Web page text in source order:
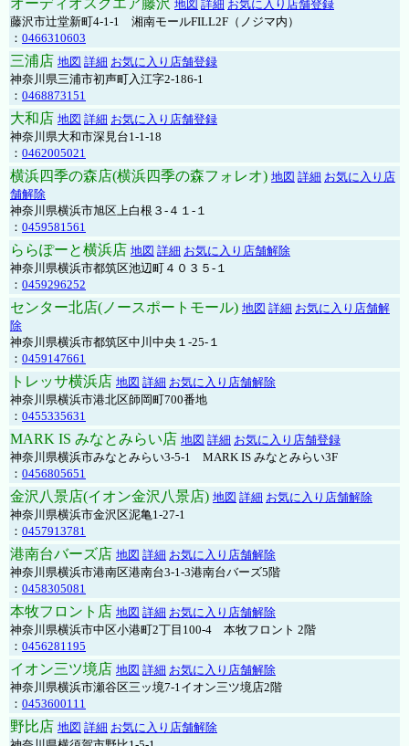
オーディオスクエア藤沢 地図 詳細 お気に入り店舗登録
藤沢市辻堂新町4-1-1 湘南モールFILL2F（ノジマ内）
： 0466310603
三浦店 地図 詳細 お気に入り店舗登録
神奈川県三浦市初声町入江字2-186-1
： 0468873151
大和店 地図 詳細 お気に入り店舗登録
神奈川県大和市深見台1-1-18
： 0462005021
横浜四季の森店(横浜四季の森フォレオ) 地図 詳細 お気に入り店
舗解除
神奈川県横浜市旭区上白根３-４１-１
： 0459581561
ららぽーと横浜店 地図 詳細 お気に入り店舗解除
神奈川県横浜市都筑区池辺町４０３５-１
： 0459296252
センター北店(ノースポートモール) 地図 詳細 お気に入り店舗解
除
神奈川県横浜市都筑区中川中央１-25-１
： 0459147661
トレッサ横浜店 地図 詳細 お気に入り店舗解除
神奈川県横浜市港北区師岡町700番地
： 0455335631
MARK IS みなとみらい店 地図 詳細 お気に入り店舗登録
神奈川県横浜市みなとみらい3-5-1 MARK IS みなとみらい3F
： 0456805651
金沢八景店(イオン金沢八景店) 地図 詳細 お気に入り店舗解除
神奈川県横浜市金沢区泥亀1-27-1
： 0457913781
港南台バーズ店 地図 詳細 お気に入り店舗解除
神奈川県横浜市港南区港南台3-1-3港南台バーズ5階
： 0458305081
本牧フロント店 地図 詳細 お気に入り店舗解除
神奈川県横浜市中区小港町2丁目100-4 本牧フロント 2階
： 0456281195
イオン三ツ境店 地図 詳細 お気に入り店舗解除
神奈川県横浜市瀬谷区三ッ境7-1イオン三ツ境店2階
： 0453600111
野比店 地図 詳細 お気に入り店舗解除